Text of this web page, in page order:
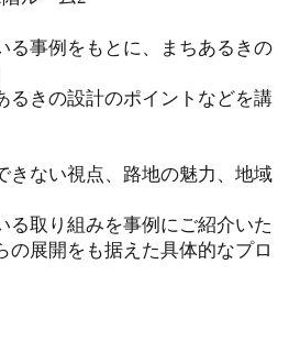
る事例をもとに、まちあるきの
るきの設計のポイントなどを講
きない視点、路地の魅力、地域
る取り組みを事例にご紹介いた
の展開をも据えた具体的なプロ